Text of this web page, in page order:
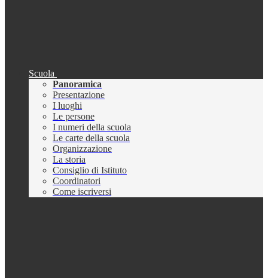
Scuola
Panoramica
Presentazione
I luoghi
Le persone
I numeri della scuola
Le carte della scuola
Organizzazione
La storia
Consiglio di Istituto
Coordinatori
Come iscriversi